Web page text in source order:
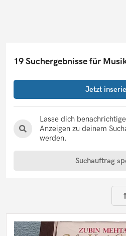
19 Suchergebnisse für
Jetzt
Lasse dich
Anzeigen zu deinem
werden.
Suchauftrag